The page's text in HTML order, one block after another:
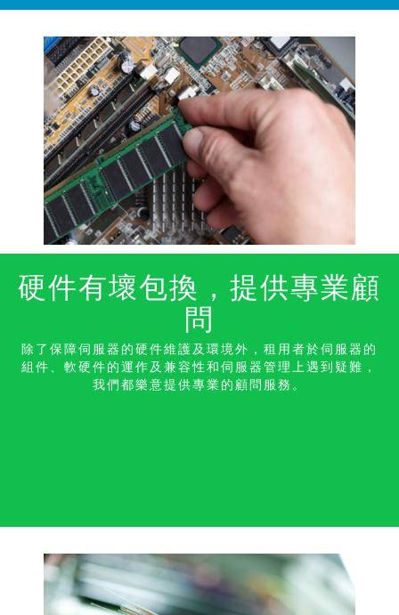
硬件有壞包換，提供專業顧
問
除了保障伺服器的硬件維護及環境外，租用者於伺服器的
組件、軟硬件的運作及兼容性和伺服器管理上遇到疑難，
我們都樂意提供專業的顧問服務。